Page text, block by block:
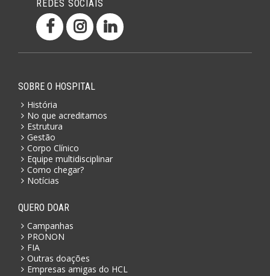
REDES SOCIAIS
SOBRE O HOSPITAL
História
No que acreditamos
Estrutura
Gestão
Corpo Clínico
Equipe multidisciplinar
Como chegar?
Notícias
QUERO DOAR
Campanhas
PRONON
FIA
Outras doações
Empresas amigas do HCL